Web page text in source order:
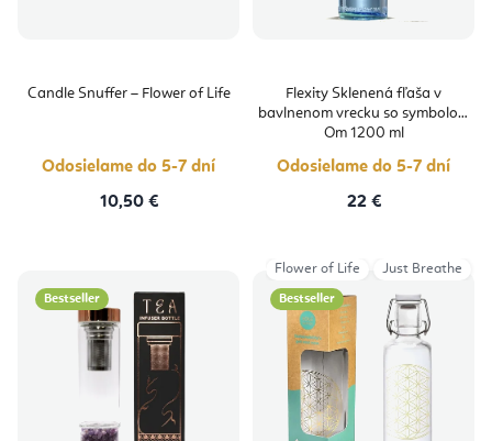
Candle Snuffer – Flower of Life
Odosielame do 5-7 dní
10,50 €
Flexity Sklenená fľaša v
bavlnenom vrecku so symbolom
Om 1200 ml
Odosielame do 5-7 dní
22 €
Bestseller Bestseller
Flower of Life Just Breathe